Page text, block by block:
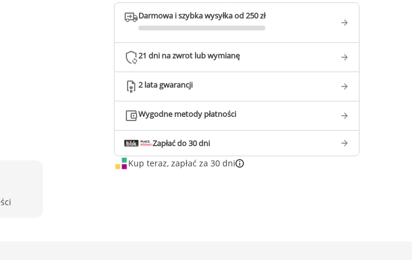
Darmowa i szybka wysyłka od 250 zł
21 dni na zwrot lub wymianę
2 lata gwarancji
Wygodne metody płatności
Zapłać do 30 dni
Kup teraz, zapłać za 30 dni